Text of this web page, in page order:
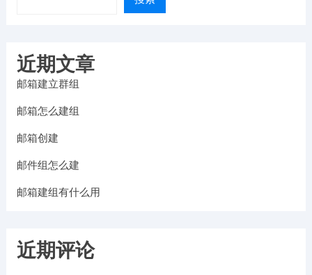
近期文章
邮箱建立群组
邮箱怎么建组
邮箱创建
邮件组怎么建
邮箱建组有什么用
近期评论